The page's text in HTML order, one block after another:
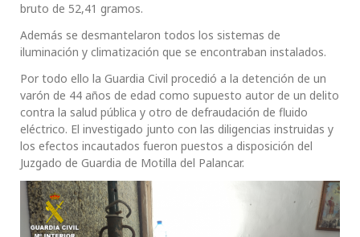
bruto de 52,41 gramos.
Además se desmantelaron todos los sistemas de
iluminación y climatización que se encontraban instalados.
Por todo ello la Guardia Civil procedió a la detención de un
varón de 44 años de edad como supuesto autor de un delito
contra la salud pública y otro de defraudación de fluido
eléctrico. El investigado junto con las diligencias instruidas y
los efectos incautados fueron puestos a disposición del
Juzgado de Guardia de Motilla del Palancar.